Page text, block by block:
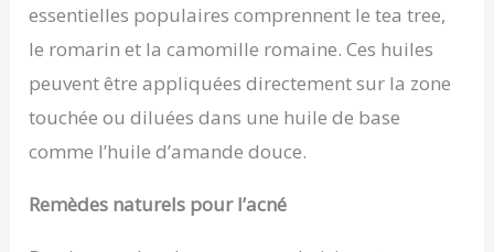
essentielles populaires comprennent le tea tree,
le romarin et la camomille romaine. Ces huiles
peuvent être appliquées directement sur la zone
touchée ou diluées dans une huile de base
comme l’huile d’amande douce.
Remèdes naturels pour l’acné